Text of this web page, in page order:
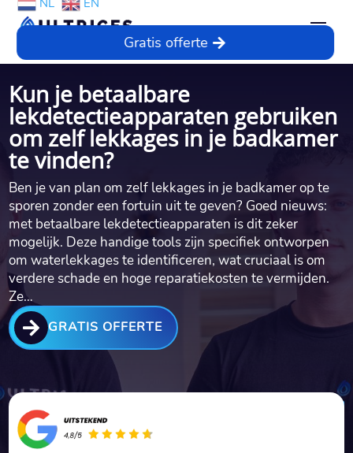
NL EN
Gratis offerte
Kun je betaalbare
lekdetectieapparaten gebruiken
om zelf lekkages in je badkamer
te vinden?
Ben je van plan om zelf lekkages in je badkamer op te
sporen zonder een fortuin uit te geven? Goed nieuws:
met betaalbare lekdetectieapparaten is dit zeker
mogelijk. Deze handige tools zijn specifiek ontworpen
om waterlekkages te identificeren, wat cruciaal is om
verdere schade en hoge reparatiekosten te vermijden.
Ze…
 GRATIS OFFERTE